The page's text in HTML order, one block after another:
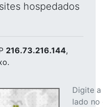
hospedados
216.73.216.144,
Digite
lado no